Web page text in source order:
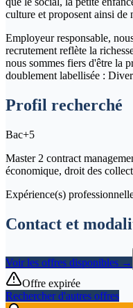
culture et proposent ainsi de
Employeur responsable,
recrutement reflète la
nous sommes fiers d'être la
doublement labellisée :
Profil recherché
Bac+5
Master 2 contract
économique, droit des
Expérience(s)
Contact et
Voir les offres disponibles →
Offre expirée
Rechercher d'autres offres